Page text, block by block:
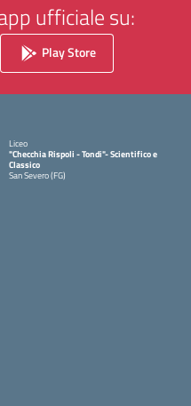
ufficiale su:
Play Store
Liceo
"Checchia Rispoli - Tondi"- Scientifico e
Classico
San Severo (FG)